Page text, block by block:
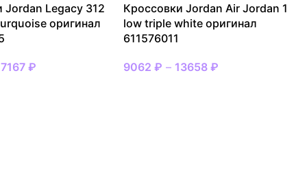
Jordan Legacy 312
оригинал
₽
Кроссовки Jordan Air Jordan 1
low triple white оригинал
611576011
9062₽ – 13658₽